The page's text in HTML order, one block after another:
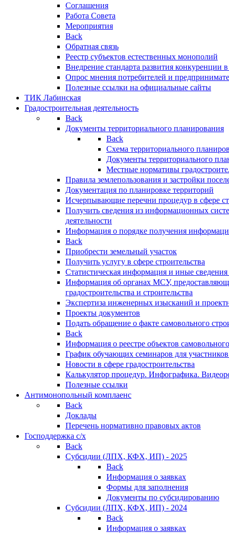
Соглашения
Работа Совета
Мероприятия
Back
Обратная связь
Реестр субъектов естественных монополий
Внедрение стандарта развития конкуренции
Опрос мнения потребителей и
Полезные ссылки на официальные сайты
ТИК Лабинская
Градостроительная деятельность
Back
Документы территориального планирования
Back
Схема территориального
Документы территориального
Местные нормативы
Правила землепользования и застройки
Документация по планировке территорий
Исчерпывающие перечни процедур в сфере
Получить сведения из информационных
деятельности
Информация о порядке получения
Back
Приобрести земельный участок
Получить услугу в сфере строительства
Статистическая информация и иные сведения
Информация об органах МСУ,
градостроительства и строительства
Экспертиза инженерных изысканий и
Проекты документов
Подать обращение о факте самовольного
Back
Информация о реестре объектов
График обучающих семинаров для участников
Новости в сфере градостроительства
Калькулятор процедур. Инфографика.
Полезные ссылки
Антимонопольный комплаенс
Back
Доклады
Перечень нормативно правовых актов
Господдержка с/х
Back
Субсидии (ЛПХ, КФХ, ИП) - 2025
Back
Информация о заявках
Формы для заполнения
Документы по субсидированию
Субсидии (ЛПХ, КФХ, ИП) - 2024
Back
Информация о заявках